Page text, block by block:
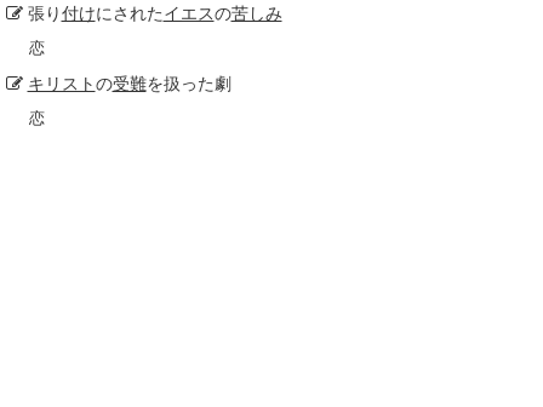
張り付けにされたイエスの苦しみ
恋
キリストの受難を扱った劇
恋